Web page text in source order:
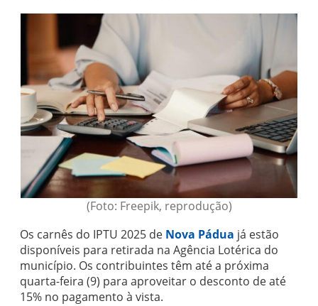
(Foto: Freepik, reprodução)
Os carnês do IPTU 2025 de Nova Pádua já estão
disponíveis para retirada na Agência Lotérica do
município. Os contribuintes têm até a próxima
quarta-feira (9) para aproveitar o desconto de até
15% no pagamento à vista.